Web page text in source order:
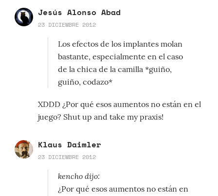
Jesús Alonso Abad
23 DICIEMBRE 2012
Los efectos de los implantes molan
bastante, especialmente en el caso
de la chica de la camilla *guiño,
guiño, codazo*
XDDD ¿Por qué esos aumentos no están en el
juego? Shut up and take my praxis!
Klaus Daimler
23 DICIEMBRE 2012
kencho dijo:
¿Por qué esos aumentos no están en